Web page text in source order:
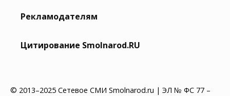
Рекламодателям
Цитирование Smolnarod.RU
© 2013–2025 Сетевое СМИ Smolnarod.ru | ЭЛ № ФС 77 –